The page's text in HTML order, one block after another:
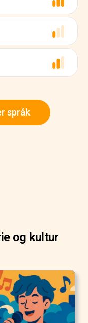
språk
og kultur